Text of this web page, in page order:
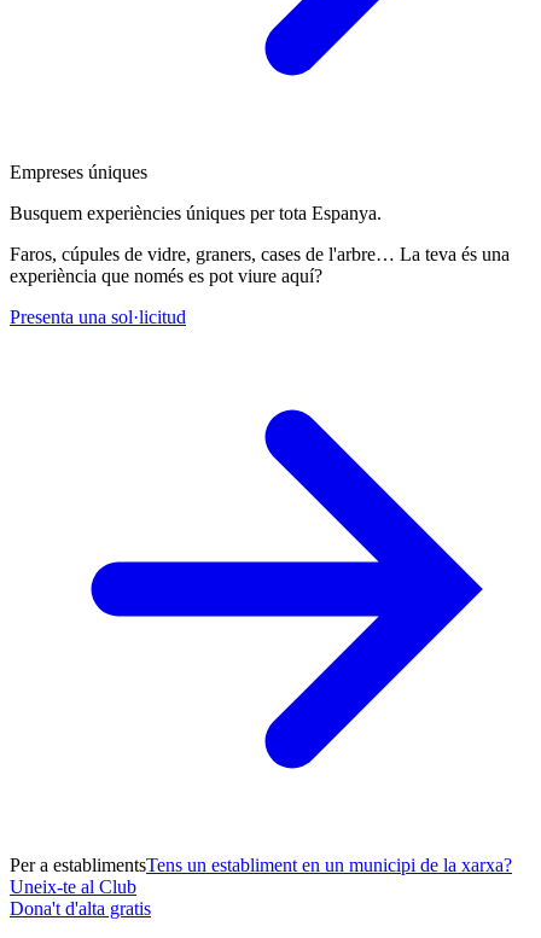
Empreses úniques
Busquem experiències úniques per tota Espanya.
Faros, cúpules de vidre, graners, cases de l'arbre… La teva és una
experiència que només es pot viure aquí?
Presenta una sol·licitud
Per a establimentsTens un establiment en un municipi de la xarxa?
Uneix-te al Club
Dona't d'alta gratis